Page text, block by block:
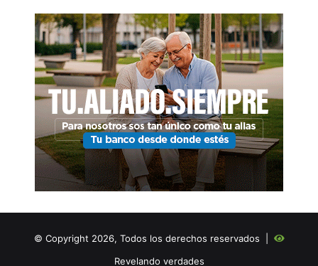
© Copyright 2026, Todos los derechos reservados |
Revelando verdades